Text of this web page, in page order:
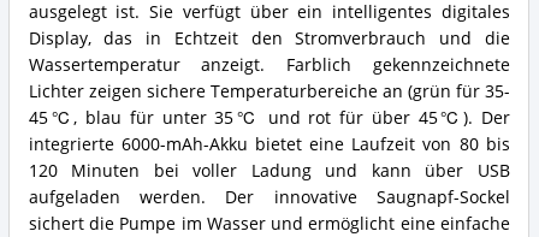
ausgelegt ist. Sie verfügt über ein intelligentes digitales
Display, das in Echtzeit den Stromverbrauch und die
Wassertemperatur anzeigt. Farblich gekennzeichnete
Lichter zeigen sichere Temperaturbereiche an (grün für 35-
45℃, blau für unter 35℃ und rot für über 45℃). Der
integrierte 6000-mAh-Akku bietet eine Laufzeit von 80 bis
120 Minuten bei voller Ladung und kann über USB
aufgeladen werden. Der innovative Saugnapf-Sockel
sichert die Pumpe im Wasser und ermöglicht eine einfache